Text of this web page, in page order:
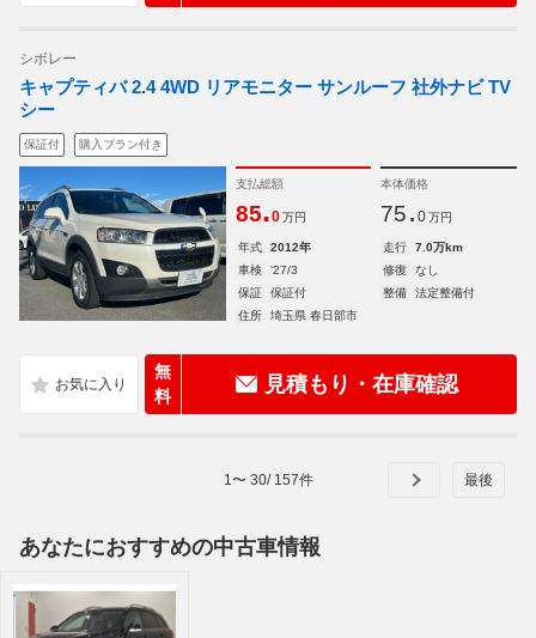
シボレー
キャプティバ 2.4 4WD リアモニター サンルーフ 社外ナビ TV
シー
保証付 購入プラン付き
支払総額
85.0 万円
本体価格
75. 0 万円
年式 2012年 走行
7.0万km
車検
'27/3 修復
なし
保証
保証付 整備
法定整備付
住所
埼玉県 春日部市
無
料
見積もり・在庫確認
1 〜 30/ 157件
あなたにおすすめの中古車情報